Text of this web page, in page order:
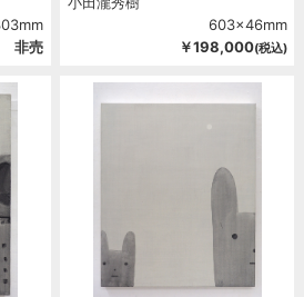
非売
603x46mm
￥198,000(税込)